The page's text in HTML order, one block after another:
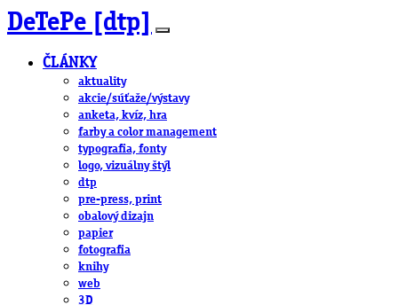
DeTePe [dtp]
ČLÁNKY
aktuality
akcie/súťaže/výstavy
anketa, kvíz, hra
farby a color management
typografia, fonty
logo, vizuálny štýl
dtp
pre-press, print
obalový dizajn
papier
fotografia
knihy
web
3D